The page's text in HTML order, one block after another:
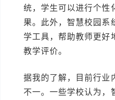
统，学生可以进行个性
果。此外，智慧校园系
学工具，帮助教师更好
教学评价。
据我的了解，目前行业
不一。一些学校认为，